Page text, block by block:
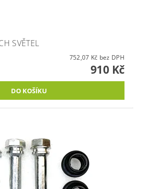
SVĚTEL
752,07 Kč bez DPH
910 Kč